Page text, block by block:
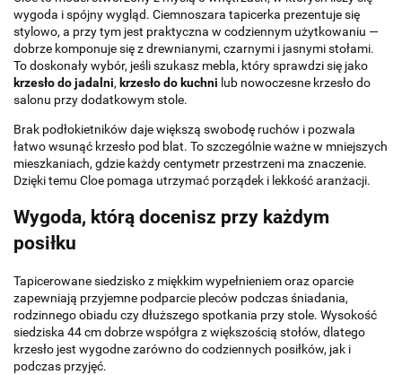
wygoda i spójny wygląd. Ciemnoszara tapicerka prezentuje się
stylowo, a przy tym jest praktyczna w codziennym użytkowaniu —
dobrze komponuje się z drewnianymi, czarnymi i jasnymi stołami.
To doskonały wybór, jeśli szukasz mebla, który sprawdzi się jako
krzesło do jadalni, krzesło do kuchni lub nowoczesne krzesło do
salonu przy dodatkowym stole.
Brak podłokietników daje większą swobodę ruchów i pozwala
łatwo wsunąć krzesło pod blat. To szczególnie ważne w mniejszych
mieszkaniach, gdzie każdy centymetr przestrzeni ma znaczenie.
Dzięki temu Cloe pomaga utrzymać porządek i lekkość aranżacji.
Wygoda, którą docenisz przy każdym
posiłku
Tapicerowane siedzisko z miękkim wypełnieniem oraz oparcie
zapewniają przyjemne podparcie pleców podczas śniadania,
rodzinnego obiadu czy dłuższego spotkania przy stole. Wysokość
siedziska 44 cm dobrze współgra z większością stołów, dlatego
krzesło jest wygodne zarówno do codziennych posiłków, jak i
podczas przyjęć.